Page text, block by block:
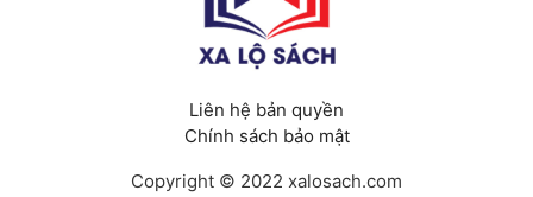
Liên hệ bản quyền
Chính sách bảo mật
Copyright © 2022 xalosach.com